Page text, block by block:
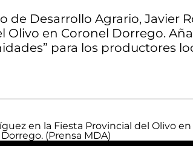
de Desarrollo Agrario, Javier
Olivo en Coronel Dorrego.
para los productores